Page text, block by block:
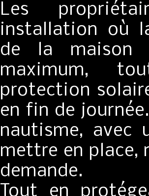
Les
installation où
de la maison
maximum,
protection
en fin de
nautisme, avec
mettre en place,
demande.
Tout en